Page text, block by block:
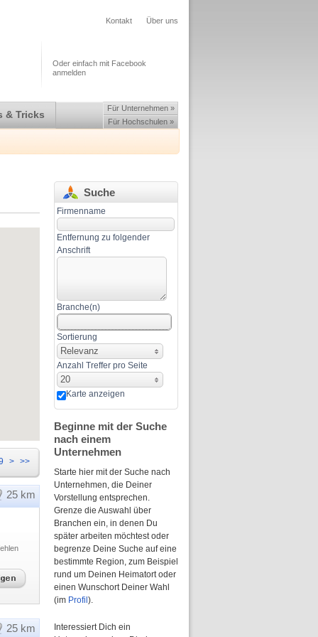
Kontakt Über uns
Oder einfach mit Facebook
anmelden
& Tricks
Für Unternehmen »
Für Hochschulen »
> >>
25 km
25 km
Suche
Firmenname
Entfernung zu folgender
Anschrift
Branche(n)
Sortierung
Relevanz
Anzahl Treffer pro Seite
20
Karte anzeigen
Beginne mit der Suche
nach einem
Unternehmen
Starte hier mit der Suche nach
Unternehmen, die Deiner
Vorstellung entsprechen.
Grenze die Auswahl über
Branchen ein, in denen Du
später arbeiten möchtest oder
begrenze Deine Suche auf eine
bestimmte Region, zum Beispiel
rund um Deinen Heimatort oder
einen Wunschort Deiner Wahl
(im Profil ).
Interessiert Dich ein